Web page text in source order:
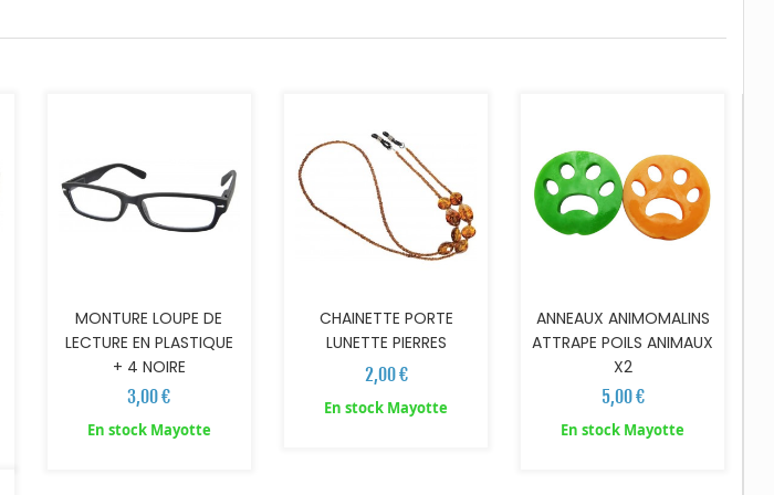
MONTURE LOUPE DE
LECTURE EN PLASTIQUE
+ 4 NOIRE
3,00 €
En stock Mayotte
CHAINETTE PORTE
LUNETTE PIERRES
2,00 €
En stock Mayotte
ANNEAUX ANIMOMALINS
ATTRAPE POILS ANIMAUX
X2
5,00 €
En stock Mayotte